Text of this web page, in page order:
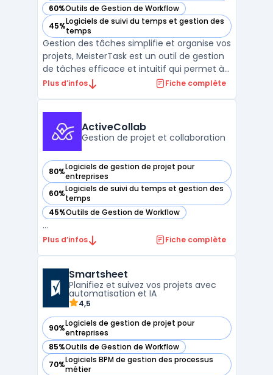
60%Outils de Gestion de Workflow
— voir MeisterTask dans cette catégorie
45%Logiciels de suivi du temps et gestion des
temps
— voir MeisterTask dans cette catégorie
Gestion des tâches simplifie et organise vos
projets, MeisterTask est un outil de gestion
de tâches efficace et intuitif qui permet à
toutes les équipes de collaborer en temps
responsabilités et suivre les progrès des proj
Plus d’infos Fiche complète
ActiveCollab
Gestion de projet et collaboration
80%Logiciels de gestion de projet pour
entreprises
— voir ActiveCollab dans cette catégorie
60%Logiciels de suivi du temps et gestion des
temps
— voir ActiveCollab dans cette catégorie
45%Outils de Gestion de Workflow
— voir ActiveCollab dans cette catégorie
...
Plus d’infos Fiche complète
Smartsheet
Planifiez et suivez vos projets avec
automatisation et IA
4,5
90%Logiciels de gestion de projet pour
entreprises
— voir Smartsheet dans cette catégorie
85%Outils de Gestion de Workflow
— voir Smartsheet dans cette catégorie
70%Logiciels BPM de gestion des processus
métier
— voir Smartsheet dans cette catégorie